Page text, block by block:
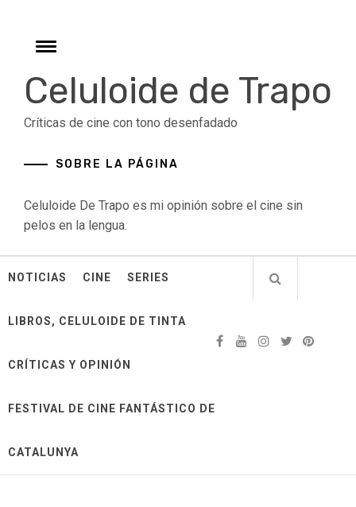
contentToggle
Celuloide de Trapo
Críticas de cine con tono desenfadado
SOBRE LA PÁGINA
Celuloide De Trapo es mi opinión sobre el cine sin
pelos en la lengua.
NOTICIAS CINE SERIES
LIBROS, CELULOIDE DE TINTA
CRÍTICAS Y OPINIÓN
FESTIVAL DE CINE FANTÁSTICO DE
CATALUNYA